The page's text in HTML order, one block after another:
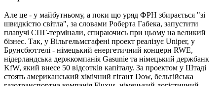
Але це - у майбутньому, а поки що уряд ФРН збирається "зі
швидкістю світла", за словами Роберта Габека, запустити
плавучі СПГ-термінали, спираючись при цьому на великий
бізнес. Так, у Вільгельмсгафені проект реалізує Uniper, у
Брунсбюттелі - німецький енергетичний концерн RWE,
нідерландська держкомпанія Gasunie та німецький держбанк
KfW, який внесе 50 відсотків капіталу. За проектом у Штаді
стоять американський хімічний гігант Dow, бельгійська